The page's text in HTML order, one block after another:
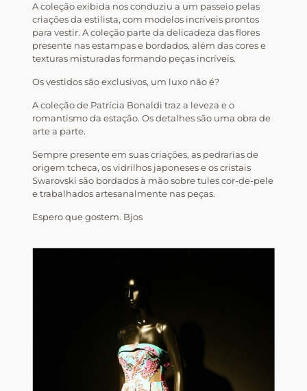
A coleção exibida nos conduziu a um passeio pelas
criações da estilista, com modelos incríveis prontos
para vestir. A coleção parte da delicadeza das flores
presente nas estampas e bordados, além das cores e
texturas misturadas formando peças incríveis.
Os vestidos são exclusivos, um luxo não é?
A coleção de Patrícia Bonaldi traz a leveza e o
romantismo da estação. Os detalhes são uma obra de
arte a parte.
Sempre presente em suas criações, as pedrarias de
origem tcheca, os vidrilhos japoneses e os cristais
Swarovski são bordados à mão sobre tules cor-de-pele
e trabalhados artesanalmente nas peças.
Espero que gostem. Bjos